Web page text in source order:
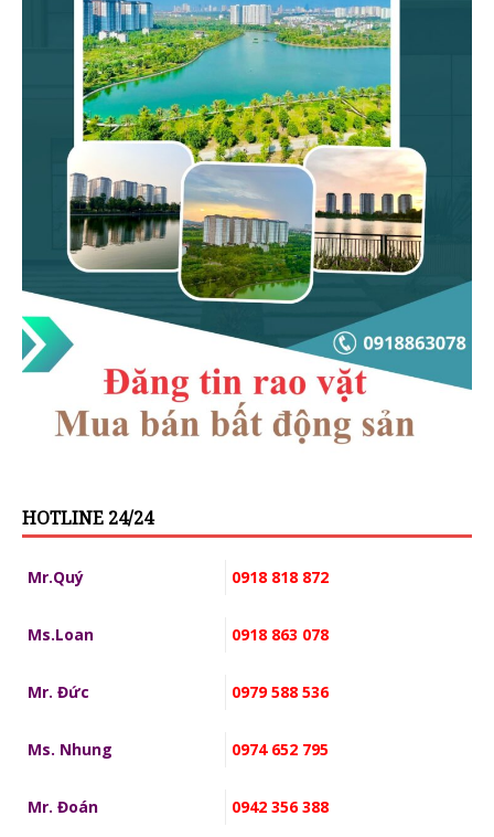
HOTLINE 24/24
Mr.Quý 0918 818 872
Ms.Loan 0918 863 078
Mr. Đức 0979 588 536
Ms. Nhung 0974 652 795
Mr. Đoán 0942 356 388